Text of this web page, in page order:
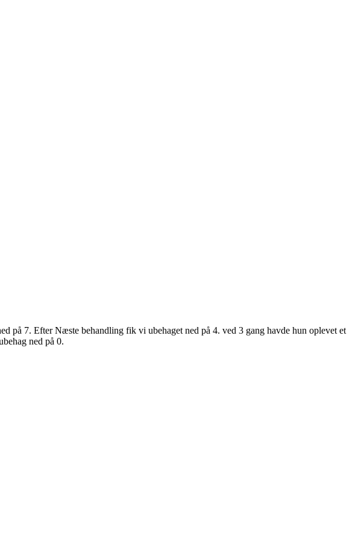
på 7. Efter Næste behandling fik vi ubehaget ned på 4. ved 3 gang havde hun oplevet et
ned på 0.